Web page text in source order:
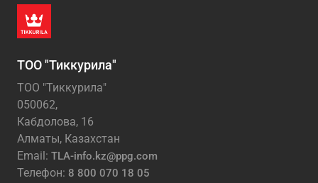
ТОО "Тиккурила"
ТОО "Тиккурила"
050062,
Кабдолова, 16
Алматы, Казахстан
Email: TLA-info.kz@ppg.com
Телефон: 8 800 070 18 05